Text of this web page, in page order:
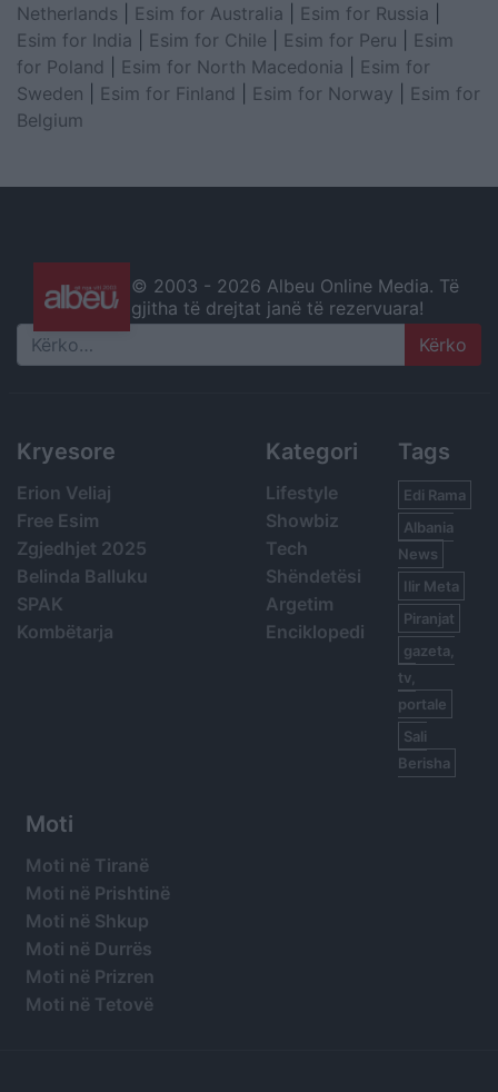
Netherlands
Esim for Australia Esim for Russia
Esim for India
Esim for Chile Esim for Peru
Esim
for Poland
Esim for North Macedonia
Esim for
Sweden
Esim for Finland Esim for Norway
Esim for
Belgium
© 2003 - 2026 Albeu Online Media. Të
gjitha të drejtat janë të rezervuara!
Search
Kryesore
Erion Veliaj
Free Esim
Zgjedhjet 2025
Belinda Balluku
SPAK
Kombëtarja
Kategori
Lifestyle
Showbiz
Tech
Shëndetësi
Argetim
Enciklopedi
Tags
Edi Rama
Albania
News
Ilir Meta
Piranjat
gazeta,
tv,
portale
Sali
Berisha
Moti
Moti në Tiranë
Moti në Prishtinë
Moti në Shkup
Moti në Durrës
Moti në Prizren
Moti në Tetovë